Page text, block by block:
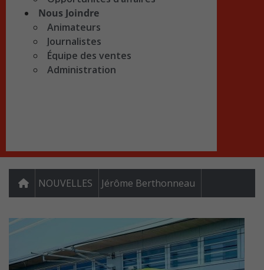
Nous Joindre
Animateurs
Journalistes
Équipe des ventes
Administration
NOUVELLES Jérôme Berthonneau